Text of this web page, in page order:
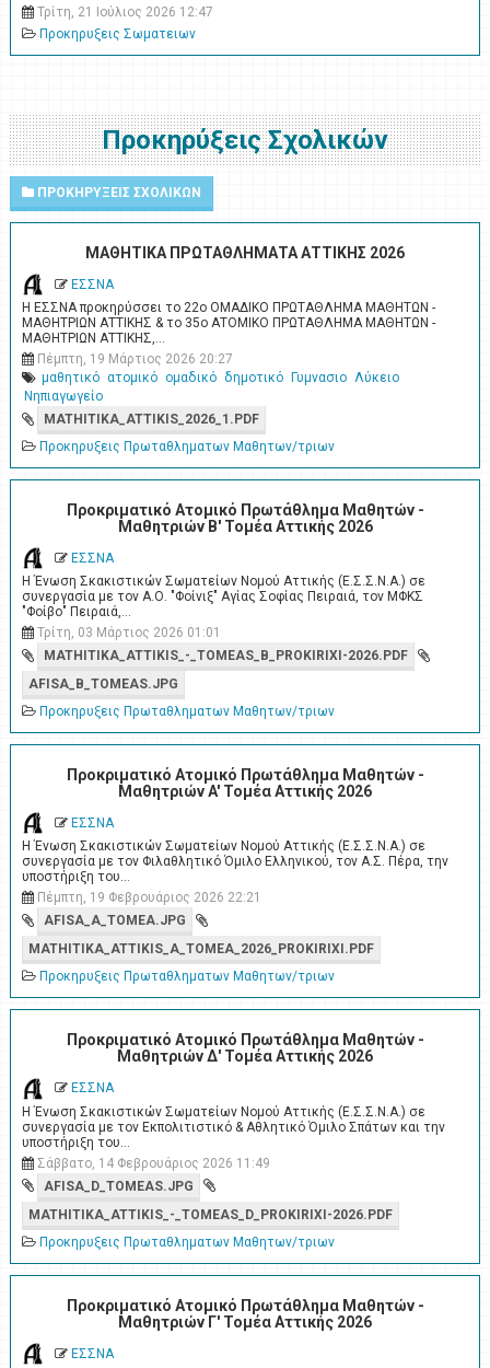
Τρίτη, 21 Ιούλιος 2026 12:47
Προκηρυξεις Σωματειων
Προκηρύξεις Σχολικών
ΠΡΟΚΗΡΥΞΕΙΣ ΣΧΟΛΙΚΩΝ
ΜΑΘΗΤΙΚΑ ΠΡΩΤΑΘΛΗΜΑΤΑ ΑΤΤΙΚΗΣ 2026
ΕΣΣΝΑ
Η ΕΣΣΝΑ προκηρύσσει το 22ο ΟΜΑΔΙΚΟ ΠΡΩΤΑΘΛΗΜΑ ΜΑΘΗΤΩΝ -
ΜΑΘΗΤΡΙΩΝ ΑΤΤΙΚΗΣ & το 35ο ΑΤΟΜΙΚΟ ΠΡΩΤΑΘΛΗΜΑ ΜΑΘΗΤΩΝ -
ΜΑΘΗΤΡΙΩΝ ΑΤΤΙΚΗΣ,…
Πέμπτη, 19 Μάρτιος 2026 20:27
μαθητικό ατομικό ομαδικό δημοτικό Γυμνασιο Λύκειο
Νηπιαγωγείο
MATHITIKA_ATTIKIS_2026_1.PDF
Προκηρυξεις Πρωταθληματων Μαθητων/τριων
Προκριματικό Ατομικό Πρωτάθλημα Μαθητών -
Μαθητριών Β' Τομέα Αττικής 2026
ΕΣΣΝΑ
Η Ένωση Σκακιστικών Σωματείων Νομού Αττικής (Ε.Σ.Σ.Ν.Α.) σε
συνεργασία με τον Α.Ο. "Φοίνιξ" Αγίας Σοφίας Πειραιά, τον ΜΦΚΣ
"Φοίβο" Πειραιά,…
Τρίτη, 03 Μάρτιος 2026 01:01
MATHITIKA_ATTIKIS_-_TOMEAS_B_PROKIRIXI-2026.PDF
AFISA_B_TOMEAS.JPG
Προκηρυξεις Πρωταθληματων Μαθητων/τριων
Προκριματικό Ατομικό Πρωτάθλημα Μαθητών -
Μαθητριών A' Τομέα Αττικής 2026
ΕΣΣΝΑ
Η Ένωση Σκακιστικών Σωματείων Νομού Αττικής (Ε.Σ.Σ.Ν.Α.) σε
συνεργασία με τον Φιλαθλητικό Όμιλο Ελληνικού, τον Α.Σ. Πέρα, την
υποστήριξη του…
Πέμπτη, 19 Φεβρουάριος 2026 22:21
AFISA_A_TOMEA.JPG
MATHITIKA_ATTIKIS_A_TOMEA_2026_PROKIRIXI.PDF
Προκηρυξεις Πρωταθληματων Μαθητων/τριων
Προκριματικό Ατομικό Πρωτάθλημα Μαθητών -
Μαθητριών Δ' Τομέα Αττικής 2026
ΕΣΣΝΑ
Η Ένωση Σκακιστικών Σωματείων Νομού Αττικής (Ε.Σ.Σ.Ν.Α.) σε
συνεργασία με τον Εκπολιτιστικό & Αθλητικό Όμιλο Σπάτων και την
υποστήριξη του…
Σάββατο, 14 Φεβρουάριος 2026 11:49
AFISA_D_TOMEAS.JPG
MATHITIKA_ATTIKIS_-_TOMEAS_D_PROKIRIXI-2026.PDF
Προκηρυξεις Πρωταθληματων Μαθητων/τριων
Προκριματικό Ατομικό Πρωτάθλημα Μαθητών -
Μαθητριών Γ' Τομέα Αττικής 2026
ΕΣΣΝΑ